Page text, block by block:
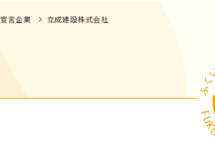
宣言企業 立成建設株式会社